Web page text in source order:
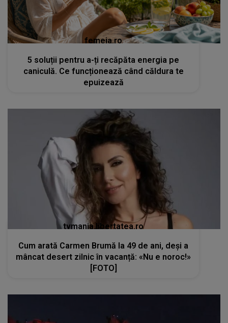
femeia.ro
5 soluții pentru a-ți recăpăta energia pe
caniculă. Ce funcționează când căldura te
epuizează
tvmania.libertatea.ro
Cum arată Carmen Brumă la 49 de ani, deși a
mâncat desert zilnic în vacanță: «Nu e noroc!»
[FOTO]